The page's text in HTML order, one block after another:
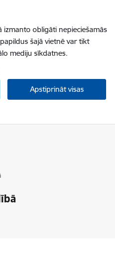
obligāti nepieciešamās
šajā vietnē var tikt
mediju sīkdatnes.
Apstiprināt visas